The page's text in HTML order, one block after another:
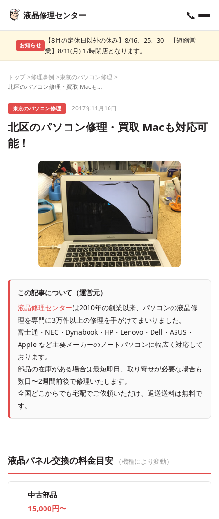
液晶修理センター 📞
お知らせ
【8月の定休日以外の休み】8/16、25、30 【短縮営
業】8/11(月) 17時閉店となります。
トップ 修理事例
東京のパソコン修理
北区のパソコン修理・買取 Macも対応可能！
東京のパソコン修理 2017年11月16日
北区のパソコン修理・買取 Macも対応可
能！
この記事について（運営元）
液晶修理センターは2010年の創業以来、パソコンの液晶修
理を専門に3万件以上の修理を手がけてまいりました。
富士通・NEC・Dynabook・HP・Lenovo・Dell・ASUS・
Apple など主要メーカーのノートパソコンに幅広く対応して
おります。
部品の在庫がある場合は最短即日、取り寄せが必要な場合も
数日〜2週間前後で修理いたします。
全国どこからでも宅配でご依頼いただけ、返送送料は無料で
す。
液晶パネル交換の料金目安 （機種により変動）
中古部品
15,000円〜